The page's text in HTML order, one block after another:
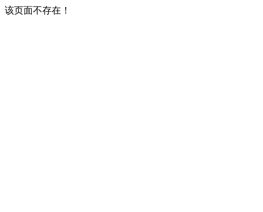
该页面不存在！